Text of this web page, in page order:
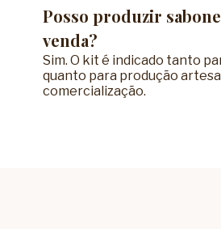
Posso produzir
venda?
Sim. O kit é indicado tanto
quanto para produção
comercialização.